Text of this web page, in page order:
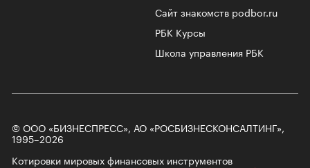
Сайт знакомств podbor.ru
РБК Курсы
Школа управления РБК
© ООО «БИЗНЕСПРЕСС», АО «РОСБИЗНЕСКОНСАЛТИНГ»,
1995–2026
Котировки мировых финансовых инструментов